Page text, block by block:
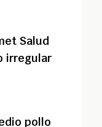
Salud
irregular
pollo